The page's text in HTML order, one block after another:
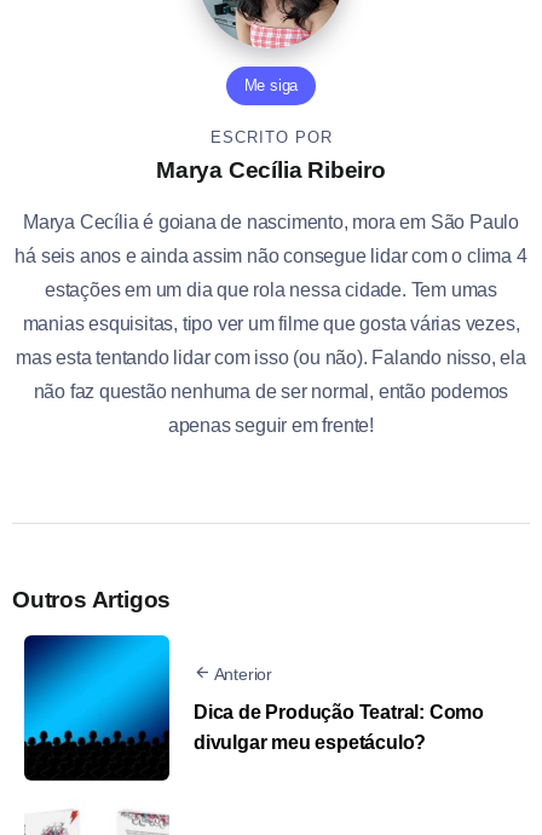
Me siga
ESCRITO POR
Marya Cecília Ribeiro
Marya Cecília é goiana de nascimento, mora em São Paulo
há seis anos e ainda assim não consegue lidar com o clima 4
estações em um dia que rola nessa cidade. Tem umas
manias esquisitas, tipo ver um filme que gosta várias vezes,
mas esta tentando lidar com isso (ou não). Falando nisso, ela
não faz questão nenhuma de ser normal, então podemos
apenas seguir em frente!
Outros Artigos
Anterior
Dica de Produção Teatral: Como
divulgar meu espetáculo?